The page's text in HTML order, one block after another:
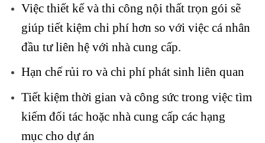
Việc thiết kế và thi công nội thất trọn gói sẽ
giúp tiết kiệm chi phí hơn so với việc cá nhân
đầu tư liên hệ với nhà cung cấp.
Hạn chế rủi ro và chi phí phát sinh liên quan
Tiết kiệm thời gian và công sức trong việc tìm
kiếm đối tác hoặc nhà cung cấp các hạng
mục cho dự án